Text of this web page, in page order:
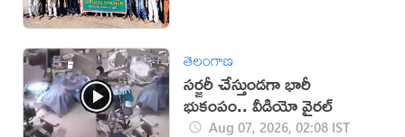
తెలంగాణ
సర్జరీ చేస్తుండగా భారీ
భుకంపం.. వీడియో వైరల్
Aug 07, 2026, 02:08 IST